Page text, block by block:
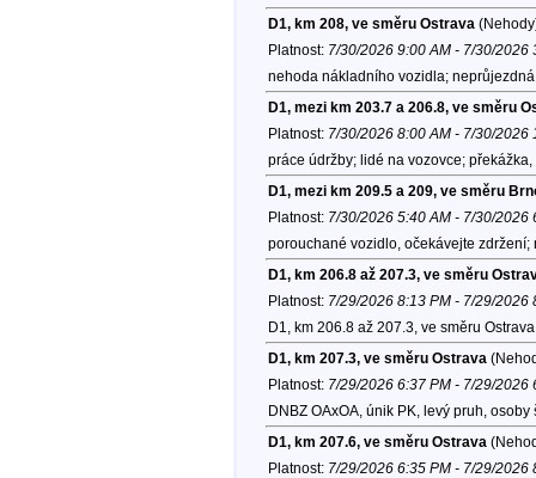
D1, km 208, ve směru Ostrava
Platnost: 7/30/2026 9:00 AM - 7/30/2026
nehoda nákladního vozidla;
D1, mezi km 203.7 a 206.8, ve směru
Platnost: 7/30/2026 8:00 AM - 7/30/2026
práce údržby; lidé na vozovce;
D1, mezi km 209.5 a 209, ve směru
Platnost: 7/30/2026 5:40 AM - 7/30/2026
porouchané vozidlo, očekávejte
D1, km 206.8 až 207.3, ve směru
Platnost: 7/29/2026 8:13 PM - 7/29/2026
D1, km 206.8 až 207.3, ve směru
D1, km 207.3, ve směru Ostrava
Platnost: 7/29/2026 6:37 PM - 7/29/2026
DNBZ OAxOA, únik PK, levý pruh,
D1, km 207.6, ve směru Ostrava
Platnost: 7/29/2026 6:35 PM - 7/29/2026